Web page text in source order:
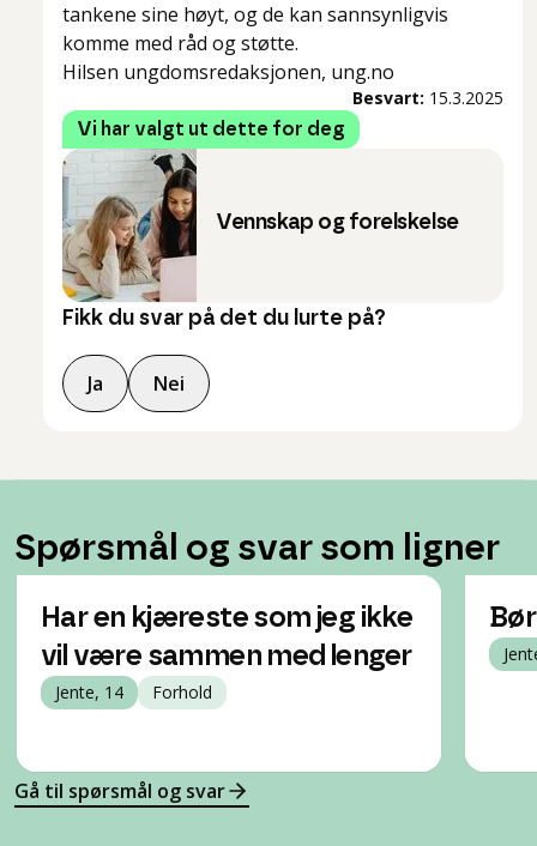
tankene sine høyt, og de kan sannsynligvis
komme med råd og støtte.
Hilsen ungdomsredaksjonen, ung.no
Besvart: 15.3.2025
Vi har valgt ut dette for deg
Vennskap og forelskelse
Fikk du svar på det du lurte på?
Ja Nei
Spørsmål og svar som ligner
Har en kjæreste som jeg ikke
vil være sammen med lenger
Jente, 14 Forhold
Gå til spørsmål og svar